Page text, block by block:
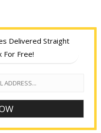
Delivered Straight
For Free!